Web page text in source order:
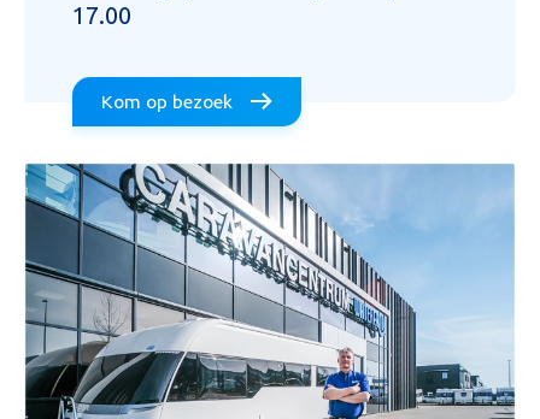
Aanvraag inruilvoorstel
17.00
Kom op bezoek